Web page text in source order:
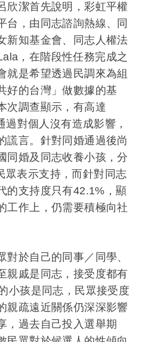
欣潔首先說明，彩虹平權
台，由同志諮詢熱線、
同
新知基金會、
同志人權法
， 在階段性任務完成之
就是希望透過民調來為組
好的台灣」做數據的基
次調查顯示，有高達
過對個人沒有造成影響，
謊言。針對同婚通過後尚
同婚及同志收養小孩，分
眾表示支持，而針對同志
的支持度只有42.1%，顯
工作上，仍需要積極向社
於自己的同事／同學、
親戚是同志，接受度都有
小孩是同志，民眾接受度
親疏遠近關係仍深深影響
， 過去自己投入選舉期